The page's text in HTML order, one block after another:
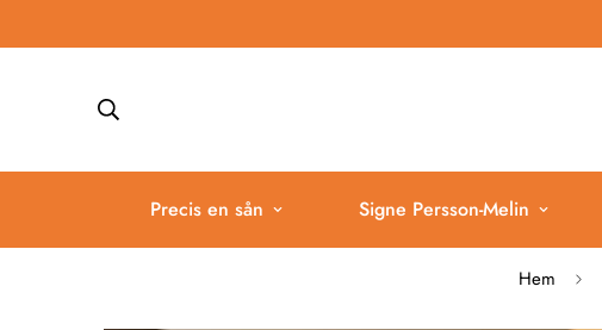
Precis en sån Signe Persson-Melin
Hem